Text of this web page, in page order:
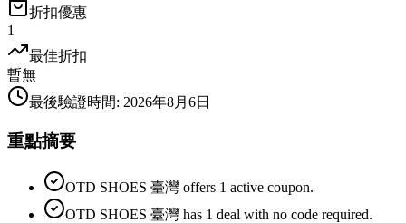
折扣優惠
1
最佳折扣
暫無
最後驗證時間: 2026年8月6日
重點摘要
OTD SHOES 臺灣 offers 1 active coupon.
OTD SHOES 臺灣 has 1 deal with no code required.